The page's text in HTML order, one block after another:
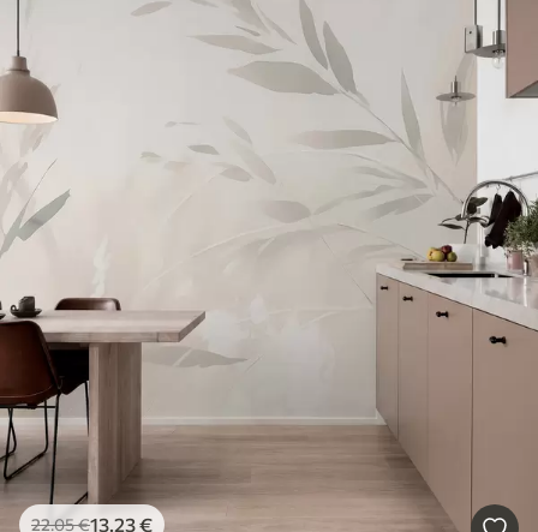
22.05€13.23€